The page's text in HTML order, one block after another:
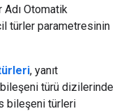
Adı Otomatik
türler parametresinin
, yanıt
türü dizilerinde
bileşeni türleri